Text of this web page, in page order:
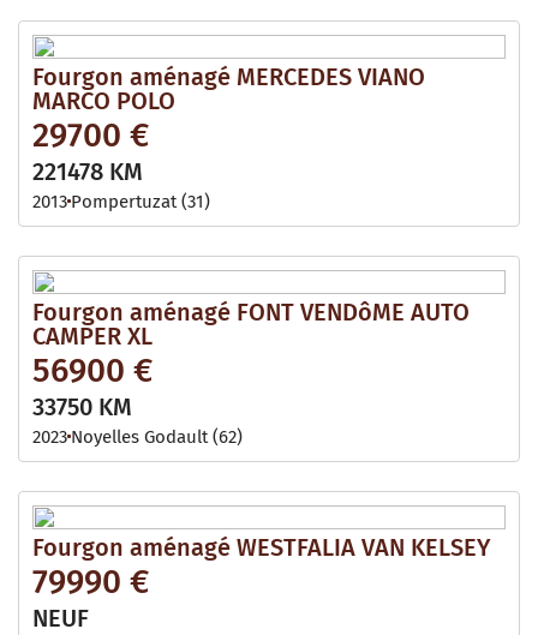
Fourgon aménagé MERCEDES VIANO
MARCO POLO
29700 €
221478 KM
2013 Pompertuzat (31)
Fourgon aménagé FONT VENDôME AUTO
CAMPER XL
56900 €
33750 KM
2023 Noyelles Godault (62)
Fourgon aménagé WESTFALIA VAN KELSEY
79990 €
NEUF